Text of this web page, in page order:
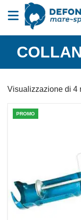
Vai al contenuto
Visualizzazione di 4
PROMO